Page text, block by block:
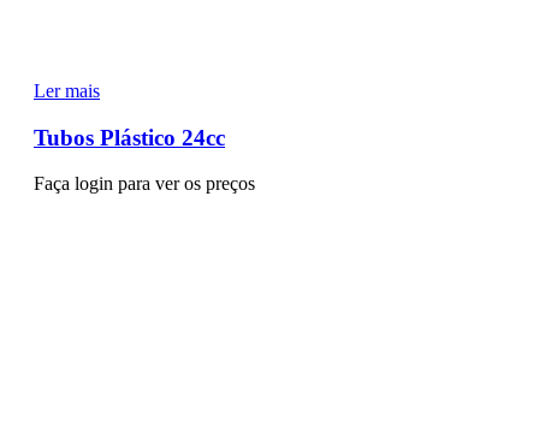
Ler mais
Tubos Plástico 24cc
Faça login para ver os preços